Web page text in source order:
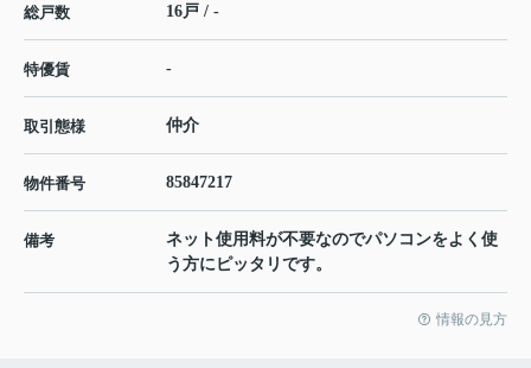
総戸数 16戸 / -
特優賃 -
取引態様 仲介
物件番号 85847217
備考
ネット使用料が不要なのでパソコンをよく使
う方にピッタリです。
情報の見方